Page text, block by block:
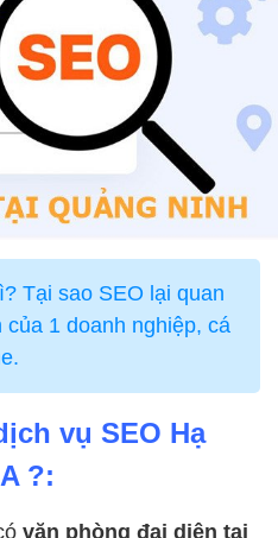
Tại sao SEO lại quan
1 doanh nghiệp, cá
vụ SEO Hạ
?:
văn phòng đại diện tại